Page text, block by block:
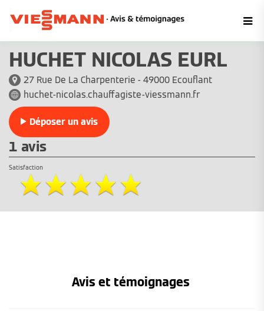
HUCHET NICOLAS EURL
27 Rue De La Charpenterie - 49000 Ecouflant
huchet-nicolas.chauffagiste-viessmann.fr
Déposer un avis
1 avis
Satisfaction
Avis et témoignages